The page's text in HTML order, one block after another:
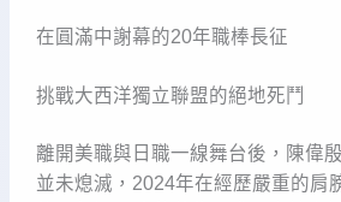
在圓滿中謝幕的20年職棒長征
挑戰大西洋獨立聯盟的絕地死鬥
離開美職與日職一線舞台後，陳偉
並未熄滅，2024年在經歷嚴重的肩